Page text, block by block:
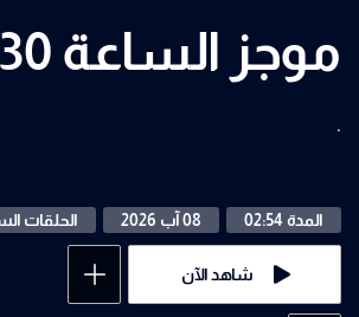
موجز الساعة 5:30
.
المدة 02:54 08 آب 2026 الحلقات
شاهد الآن